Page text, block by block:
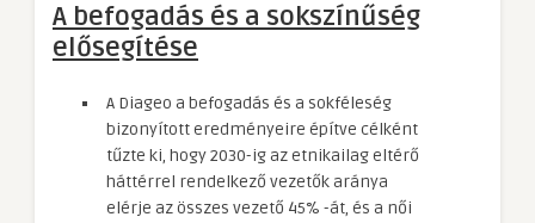
A befogadás és a sokszínűség
elősegítése
A Diageo a befogadás és a sokféleség
bizonyított eredményeire építve célként
tűzte ki, hogy 2030-ig az etnikailag eltérő
háttérrel rendelkező vezetők aránya
elérje az összes vezető 45% -át, és a női